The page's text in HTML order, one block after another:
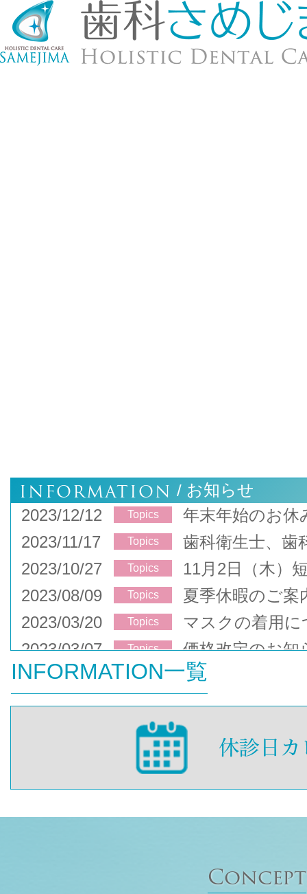
INFORMATION / お知らせ
2023/12/12
Topics
年末年始のお休
2023/11/17
Topics
歯科衛生士、歯
2023/10/27
Topics
11月2日（木）
2023/08/09
Topics
夏季休暇のご案
2023/03/20
Topics
マスクの着用に
2023/03/07
Topics 価格改定のお知
INFORMATION一覧
Concept